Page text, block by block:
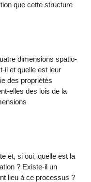
que cette structure
dimensions spatio-
il et quelle est leur
des propriétés
elles des lois de la
et, si oui, quelle est la
? Existe-il un
lieu à ce processus ?